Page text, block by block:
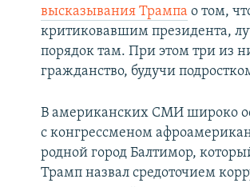
высказывания Трампа о том,
критиковавшим президента,
порядок там. При этом три из
гражданство, будучи
В американских СМИ широко
с конгрессменом
родной город Балтимор,
Трамп назвал средоточием